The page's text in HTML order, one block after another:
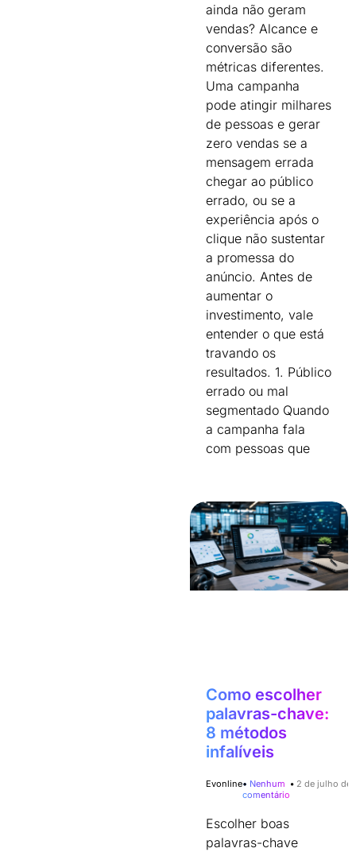
ainda não geram
vendas? Alcance e
conversão são
métricas diferentes.
Uma campanha
pode atingir milhares
de pessoas e gerar
zero vendas se a
mensagem errada
chegar ao público
errado, ou se a
experiência após o
clique não sustentar
a promessa do
anúncio. Antes de
aumentar o
investimento, vale
entender o que está
travando os
resultados. 1. Público
errado ou mal
segmentado Quando
a campanha fala
com pessoas que
Como escolher
palavras-chave:
8 métodos
infalíveis
Evonline 2 de julho de
Nenhum
comentário
Escolher boas
palavras-chave